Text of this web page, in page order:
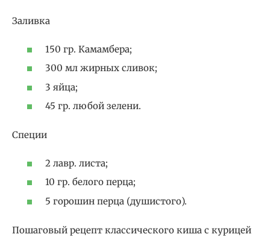
Заливка
150 гр. Камамбера;
300 мл жирных сливок;
3 яйца;
45 гр. любой зелени.
Специи
2 лавр. листа;
10 гр. белого перца;
5 горошин перца (душистого).
Пошаговый рецепт классического киша с курицей